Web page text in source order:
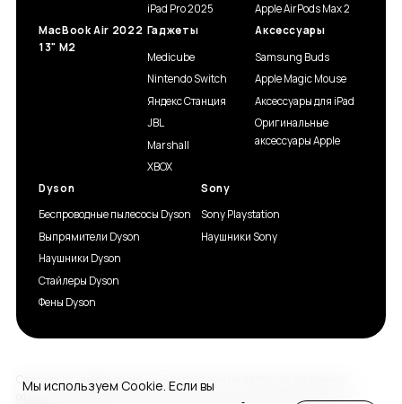
iPad Pro 2025
Apple AirPods Max 2
MacBook Air 2022
13" M2
Гаджеты
Medicube
Nintendo Switch
Яндекс Станция
JBL
Marshall
XBOX
Аксессуары
Samsung Buds
Apple Magic Mouse
Аксессуары для iPad
Оригинальные
аксессуары Apple
Dyson
Беспроводные пылесосы Dyson
Выпрямители Dyson
Наушники Dyson
Стайлеры Dyson
Фены Dyson
Sony
Sony Playstation
Наушники Sony
Сайт носит информационный характер и не является публичной
офертой, определяемой положениями статьи 437(2) Гражданского
Мы используем Cookie. Если вы